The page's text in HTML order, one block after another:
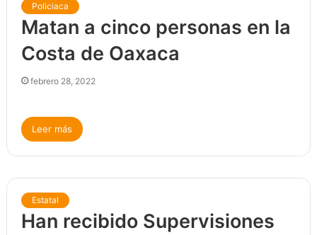
Policiaca
Matan a cinco personas en la
Costa de Oaxaca
febrero 28, 2022
Leer más
Estatal
Han recibido Supervisiones